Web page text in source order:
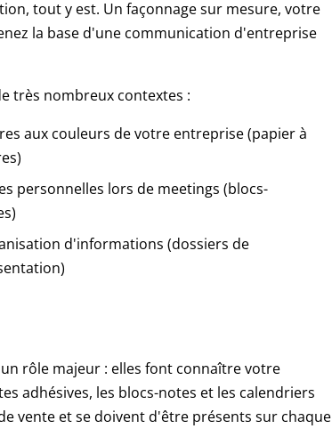
tout y est. Un façonnage sur mesure, votre
la base d'une communication d'entreprise
très nombreux contextes :
aux couleurs de votre entreprise (papier à
personnelles lors de meetings (blocs-
d'informations (dossiers de
rôle majeur : elles font connaître votre
adhésives, les blocs-notes et les calendriers
vente et se doivent d'être présents sur chaque